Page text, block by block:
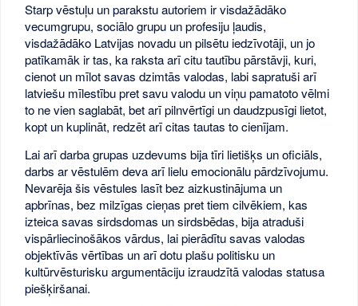
Starp vēstuļu un parakstu autoriem ir visdažādāko
vecumgrupu, sociālo grupu un profesiju ļaudis,
visdažādāko Latvijas novadu un pilsētu iedzīvotāji, un jo
patīkamāk ir tas, ka raksta arī citu tautību pārstāvji, kuri,
cienot un mīlot savas dzimtās valodas, labi sapratuši arī
latviešu mīlestību pret savu valodu un viņu pamatoto vēlmi
to ne vien saglabāt, bet arī pilnvērtīgi un daudzpusīgi lietot,
kopt un kuplināt, redzēt arī citas tautas to cienījam.
Lai arī darba grupas uzdevums bija tīri lietišķs un oficiāls,
darbs ar vēstulēm deva arī lielu emocionālu pārdzīvojumu.
Nevarēja šis vēstules lasīt bez aizkustinājuma un
apbrīnas, bez milzīgas cieņas pret tiem cilvēkiem, kas
izteica savas sirdsdomas un sirdsbēdas, bija atraduši
vispārliecinošākos vārdus, lai pierādītu savas valodas
objektīvās vērtības un arī dotu plašu politisku un
kultūrvēsturisku argumentāciju izraudzītā valodas statusa
piešķiršanai.